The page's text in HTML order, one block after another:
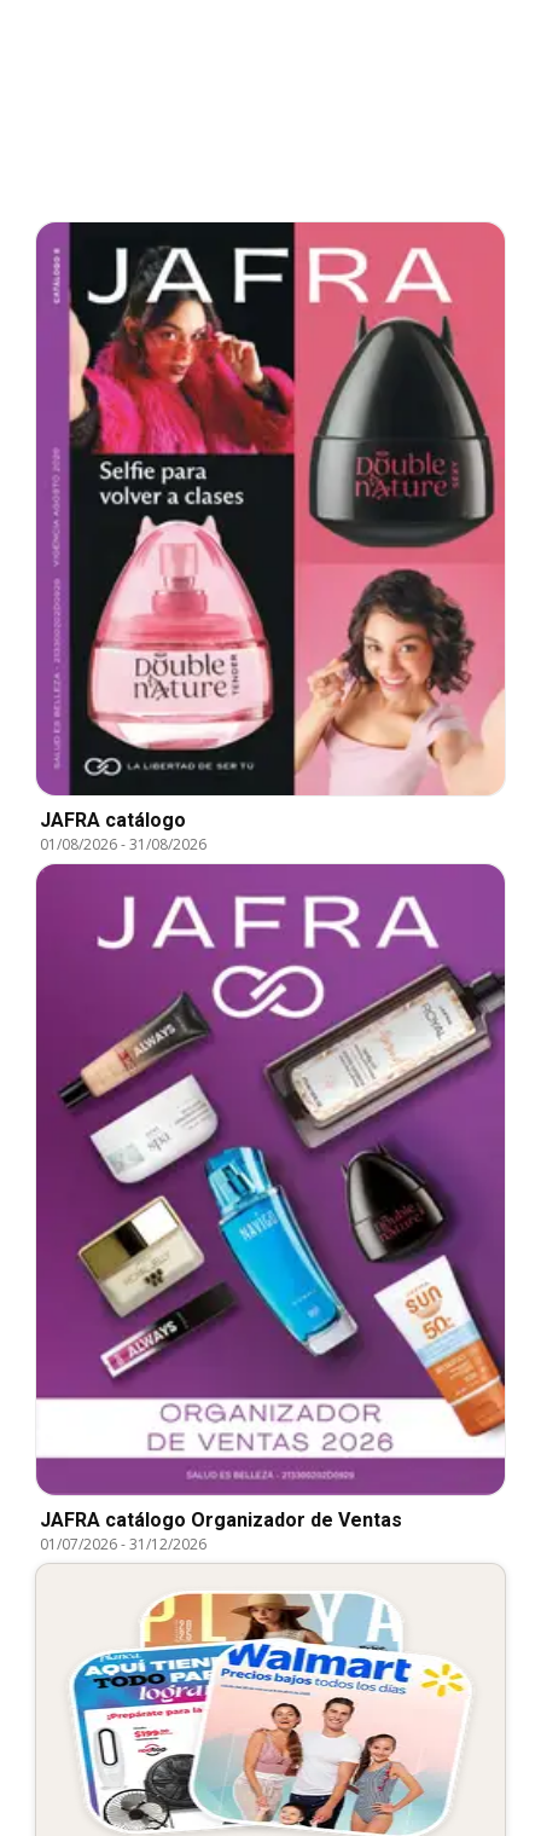
JAFRA catálogo
01/08/2026-31/08/2026
JAFRA catálogo Organizador de Ventas
01/07/2026-31/12/2026